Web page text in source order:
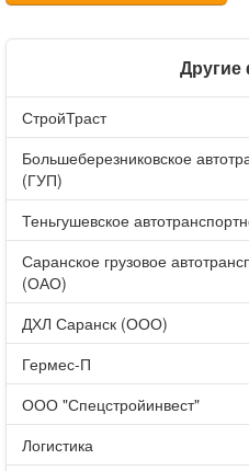
СтройТраст
Большеберезниковское
(ГУП)
Теньгушевское
Саранское грузовое
(ОАО)
ДХЛ Саранск (ООО)
Гермес-П
ООО "Спецстройинвест"
Логистика